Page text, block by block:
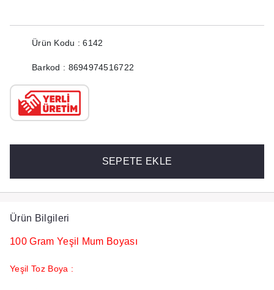
Ürün Kodu : 6142
Barkod : 8694974516722
SEPETE EKLE
Ürün Bilgileri
100 Gram Yeşil Mum Boyası
Yeşil Toz Boya :